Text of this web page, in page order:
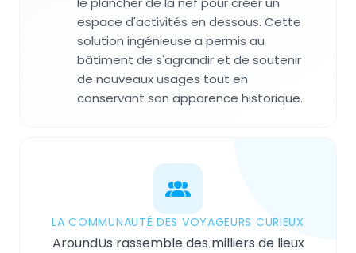
espace d'activités en dessous. Cette
solution ingénieuse a permis au
bâtiment de s'agrandir et de soutenir
de nouveaux usages tout en
conservant son apparence historique.
LA COMMUNAUTÉ DES VOYAGEURS CURIEUX
AroundUs rassemble des milliers de lieux